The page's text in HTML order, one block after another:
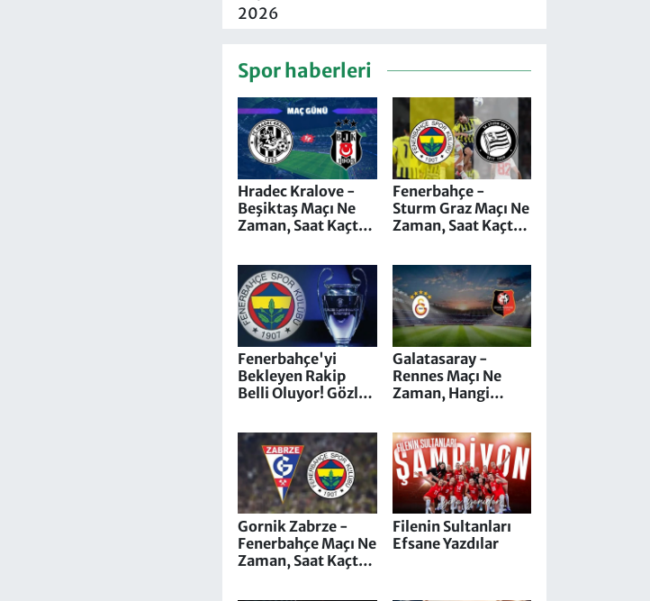
Spor haberleri
Hradec Kralove -
Beşiktaş Maçı Ne
Zaman, Saat Kaçta
Fenerbahçe -
Sturm Graz Maçı Ne
Zaman, Saat Kaçta,
Kim Yönetecek, İlk
11'ler
Fenerbahçe'yi
Bekleyen Rakip
Belli Oluyor! Gözler
Galatasaray -
Rennes Maçı Ne
Zaman, Hangi
Yönetecek. Kaçta
Başlayacak?
Gornik Zabrze -
Fenerbahçe Maçı Ne
Zaman, Saat Kaçta,
Filenin Sultanları
Efsane Yazdılar